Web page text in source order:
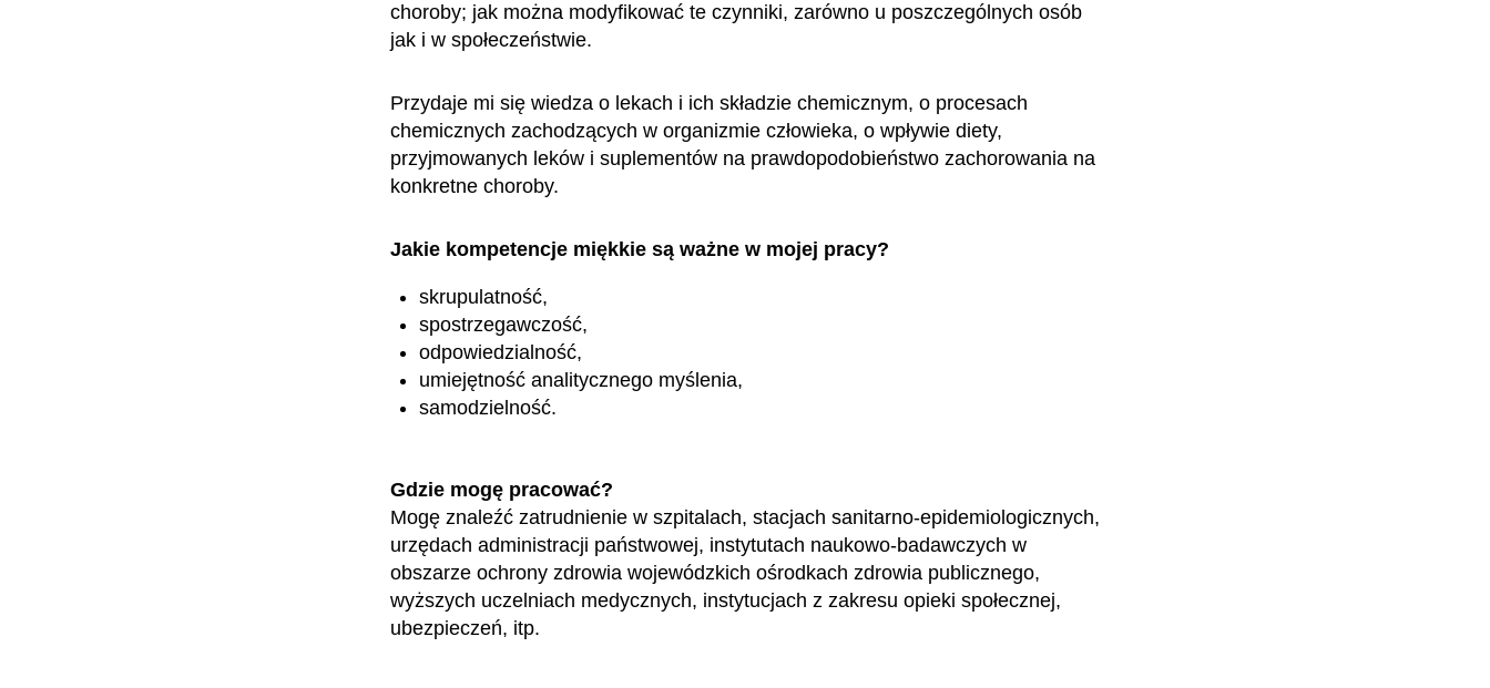
choroby; jak można modyfikować te czynniki, zarówno u poszczególnych osób
jak i w społeczeństwie.
Przydaje mi się wiedza o lekach i ich składzie chemicznym, o procesach
chemicznych zachodzących w organizmie człowieka, o wpływie diety,
przyjmowanych leków i suplementów na prawdopodobieństwo zachorowania na
konkretne choroby.
Jakie kompetencje miękkie są ważne w mojej pracy?
skrupulatność,
spostrzegawczość,
odpowiedzialność,
umiejętność analitycznego myślenia,
samodzielność.
Gdzie mogę pracować?
Mogę znaleźć zatrudnienie w szpitalach, stacjach sanitarno-epidemiologicznych,
urzędach administracji państwowej, instytutach naukowo-badawczych w
obszarze ochrony zdrowia wojewódzkich ośrodkach zdrowia publicznego,
wyższych uczelniach medycznych, instytucjach z zakresu opieki społecznej,
ubezpieczeń, itp.